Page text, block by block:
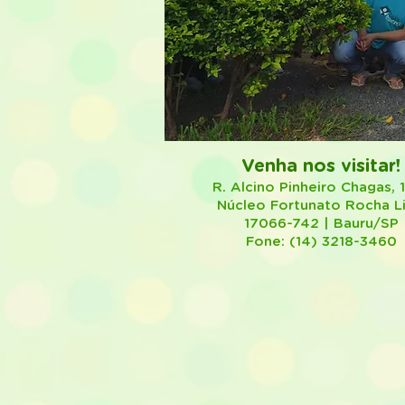
Venha nos visitar!
R. Alcino Pinheiro Chagas,
Núcleo Fortunato Rocha
17066-742 | Bauru/SP
Fone: (14) 3218-3460